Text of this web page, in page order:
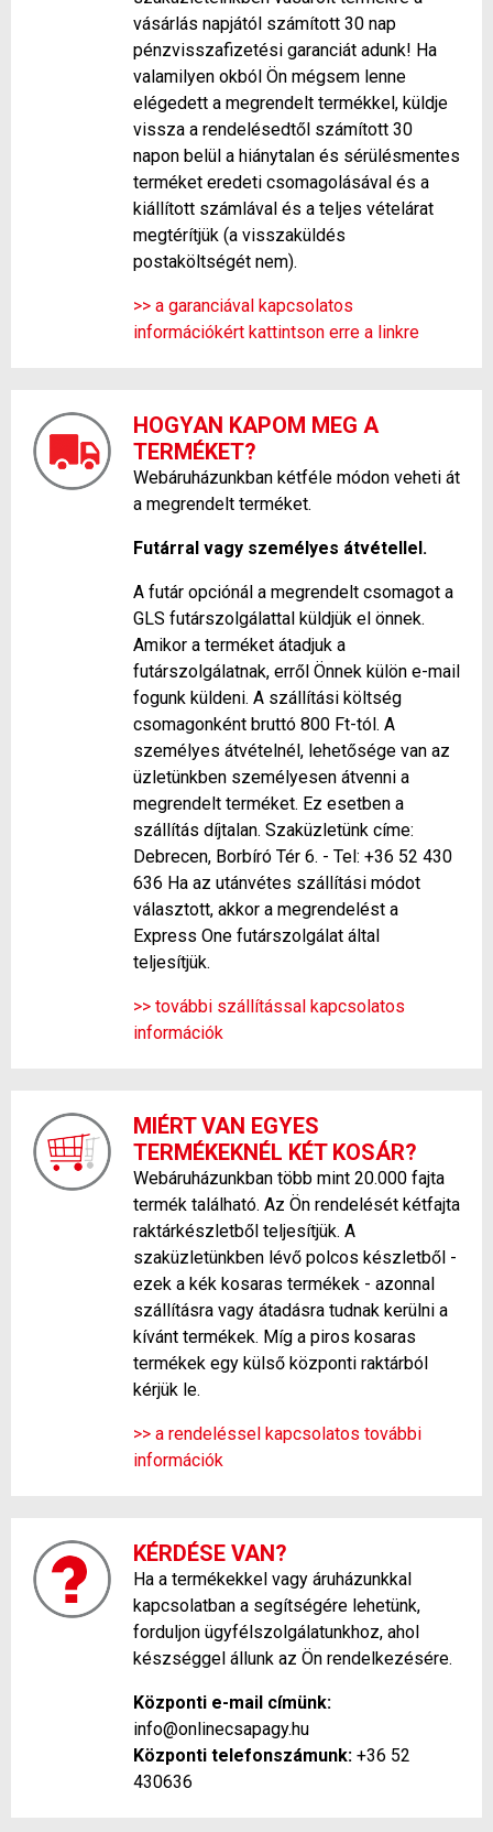
vásárlás napjától számított 30 nap
pénzvisszafizetési garanciát adunk! Ha
valamilyen okból Ön mégsem lenne
elégedett a megrendelt termékkel, küldje
vissza a rendelésedtől számított 30
napon belül a hiánytalan és sérülésmentes
terméket eredeti csomagolásával és a
kiállított számlával és a teljes vételárat
megtérítjük (a visszaküldés
postaköltségét nem).
>> a garanciával kapcsolatos
információkért kattintson erre a linkre
HOGYAN KAPOM MEG A
TERMÉKET?
Webáruházunkban kétféle módon veheti át
a megrendelt terméket.
Futárral vagy személyes átvétellel.
A futár opciónál a megrendelt csomagot a
GLS futárszolgálattal küldjük el önnek.
Amikor a terméket átadjuk a
futárszolgálatnak, erről Önnek külön e-mail
fogunk küldeni. A szállítási költség
csomagonként bruttó 800 Ft-tól. A
személyes átvételnél, lehetősége van az
üzletünkben személyesen átvenni a
megrendelt terméket. Ez esetben a
szállítás díjtalan. Szaküzletünk címe:
Debrecen, Borbíró Tér 6. - Tel: +36 52 430
636 Ha az utánvétes szállítási módot
választott, akkor a megrendelést a
Express One futárszolgálat által
teljesítjük.
>> további szállítással kapcsolatos
információk
MIÉRT VAN EGYES
TERMÉKEKNÉL KÉT KOSÁR?
Webáruházunkban több mint 20.000 fajta
termék található. Az Ön rendelését kétfajta
raktárkészletből teljesítjük. A
szaküzletünkben lévő polcos készletből -
ezek a kék kosaras termékek - azonnal
szállításra vagy átadásra tudnak kerülni a
kívánt termékek. Míg a piros kosaras
termékek egy külső központi raktárból
kérjük le.
>> a rendeléssel kapcsolatos további
információk
KÉRDÉSE VAN?
Ha a termékekkel vagy áruházunkkal
kapcsolatban a segítségére lehetünk,
forduljon ügyfélszolgálatunkhoz, ahol
készséggel állunk az Ön rendelkezésére.
Központi e-mail címünk:
info@onlinecsapagy.hu
Központi telefonszámunk: +36 52
430636